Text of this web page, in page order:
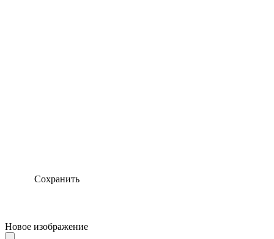
Сохранить
Новое изображение